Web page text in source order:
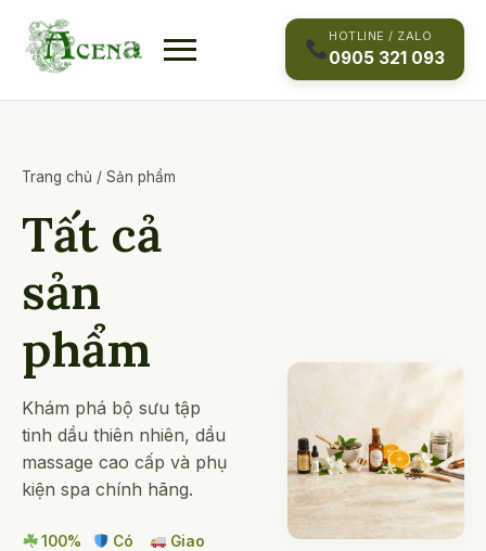
content
HOTLINE / ZALO
0905 321 093
Trang chủ / Sản phẩm
Tất cả
sản
phẩm
Khám phá bộ sưu tập
tinh dầu thiên nhiên, dầu
massage cao cấp và phụ
kiện spa chính hãng.
100%
Có
Giao